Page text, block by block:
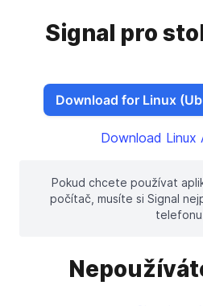
Signal pro
Download for Linux
Download Linux
Pokud chcete používat
počítač, musíte si Signal